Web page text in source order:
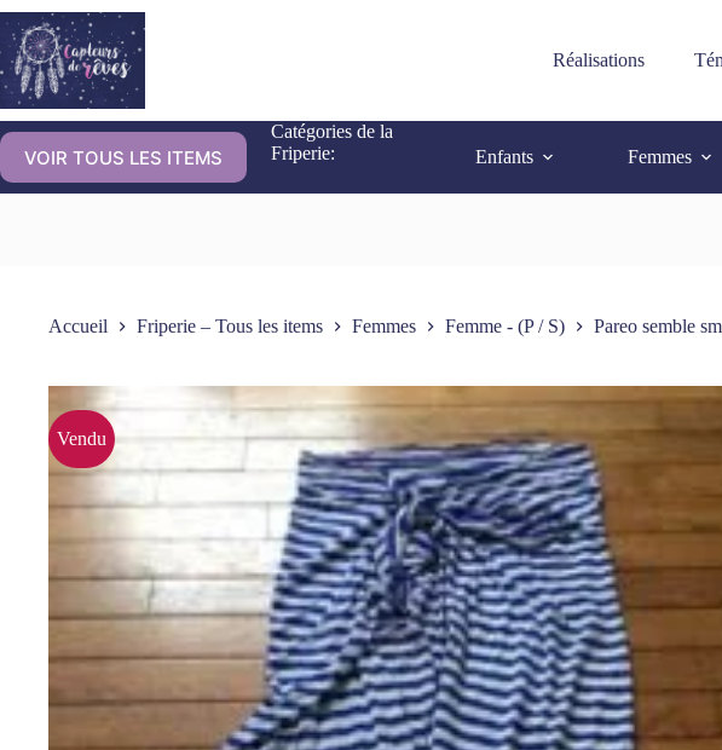
Réalisations
VOIR TOUS LES ITEMS
Catégories de la
Friperie:
Enfants Femmes
Accueil Friperie – Tous les items Femmes Femme - (P / S) Pareo semble
Vendu